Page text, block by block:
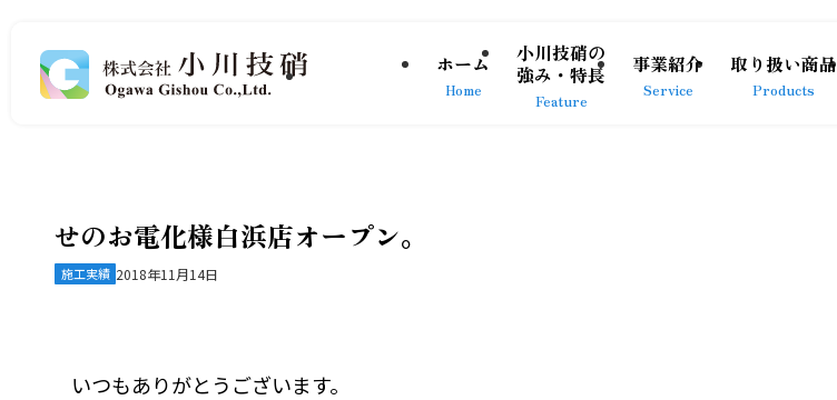
ホーム
Home
小川技硝の
強み・特長
Feature
事業紹介
Service
取り扱い商品
Products
せのお電化様白浜店オープン。
施工実績 2018年11月14日
いつもありがとうございます。